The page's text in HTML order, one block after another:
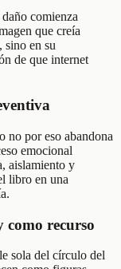
comienza
que creía
sino en su
de que internet
no por eso abandona
emocional
aislamiento y
libro en una
recurso
sola del círculo del